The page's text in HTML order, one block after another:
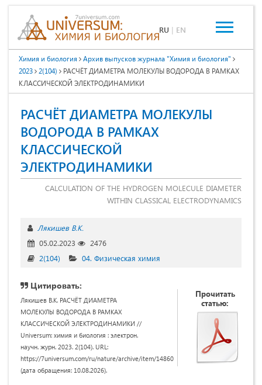
RU | EN
Химия и биология
Архив выпусков журнала "Химия и биология"
2023
2(104)
РАСЧЁТ ДИАМЕТРА МОЛЕКУЛЫ ВОДОРОДА В РАМКАХ
КЛАССИЧЕСКОЙ ЭЛЕКТРОДИНАМИКИ
РАСЧЁТ ДИАМЕТРА МОЛЕКУЛЫ
ВОДОРОДА В РАМКАХ
КЛАССИЧЕСКОЙ
ЭЛЕКТРОДИНАМИКИ
CALCULATION OF THE HYDROGEN MOLECULE DIAMETER
WITHIN CLASSICAL ELECTRODYNAMICS
Лякишев В.К.
05.02.2023
2476
2(104)
04. Физическая химия
Цитировать:
Лякишев В.К. РАСЧЁТ ДИАМЕТРА
МОЛЕКУЛЫ ВОДОРОДА В РАМКАХ
КЛАССИЧЕСКОЙ ЭЛЕКТРОДИНАМИКИ //
Universum: химия и биология : электрон.
научн. журн. 2023. 2(104). URL:
https://7universum.com/ru/nature/archive/item/14860
(дата обращения: 10.08.2026).
Прочитать
статью: